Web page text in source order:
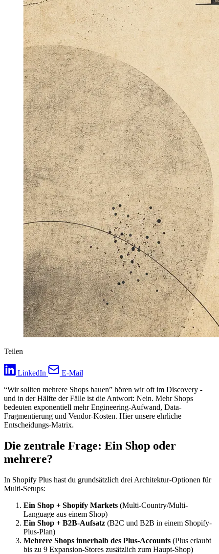
Teilen
LinkedIn
E-Mail
“Wir sollten mehrere Shops bauen” hören wir oft im Discovery -
und in der Hälfte der Fälle ist die Antwort: Nein. Mehr Shops
bedeuten exponentiell mehr Engineering-Aufwand, Data-
Fragmentierung und Vendor-Kosten. Hier unsere ehrliche
Entscheidungs-Matrix.
Die zentrale Frage: Ein Shop oder
mehrere?
In Shopify Plus hast du grundsätzlich drei Architektur-Optionen für
Multi-Setups:
Ein Shop + Shopify Markets (Multi-Country/Multi-
Language aus einem Shop)
Ein Shop + B2B-Aufsatz (B2C und B2B in einem Shopify-
Plus-Plan)
Mehrere Shops innerhalb des Plus-Accounts (Plus erlaubt
bis zu 9 Expansion-Stores zusätzlich zum Haupt-Shop)